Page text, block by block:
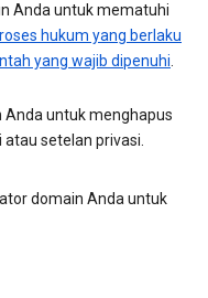
Anda untuk mematuhi
hukum yang berlaku
yang wajib dipenuhi.
untuk menghapus
setelan privasi.
domain Anda untuk